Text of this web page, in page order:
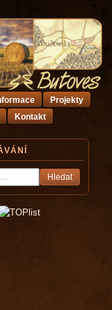
Hledat
Projekty
Kontakt